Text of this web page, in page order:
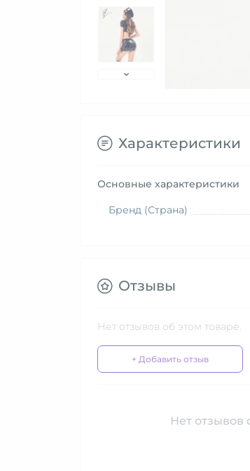
Характеристики
Основные характеристики
Бренд (Страна)
Отзывы
Нет отзывов об этом товаре.
+ Добавить отзыв
Нет отзывов